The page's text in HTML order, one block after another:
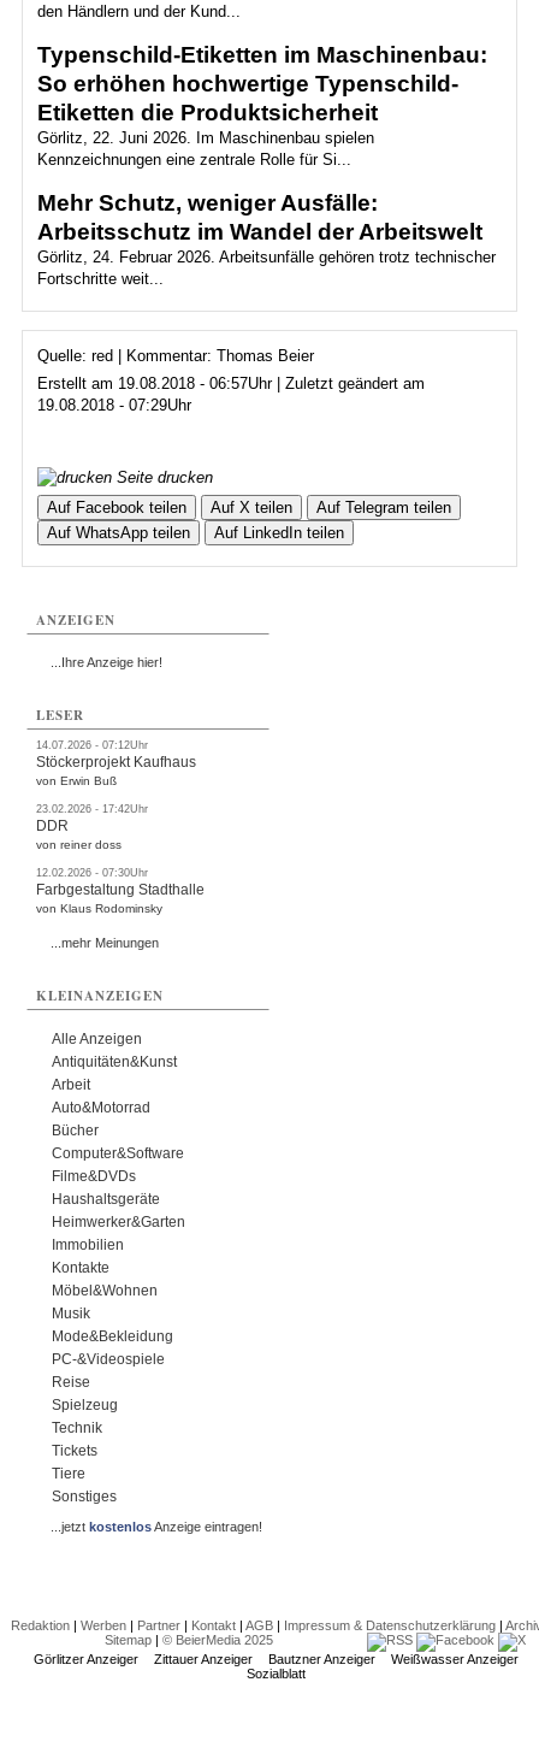
den Händlern und der Kund...
Typenschild-Etiketten im Maschinenbau:
So erhöhen hochwertige Typenschild-
Etiketten die Produktsicherheit
Görlitz, 22. Juni 2026. Im Maschinenbau spielen
Kennzeichnungen eine zentrale Rolle für Si...
Mehr Schutz, weniger Ausfälle:
Arbeitsschutz im Wandel der Arbeitswelt
Görlitz, 24. Februar 2026. Arbeitsunfälle gehören trotz technischer
Fortschritte weit...
Quelle: red | Kommentar: Thomas Beier
Erstellt am 19.08.2018 - 06:57Uhr | Zuletzt geändert am
19.08.2018 - 07:29Uhr
Seite drucken
Auf Facebook teilen
Auf X teilen
Auf Telegram teilen
Auf WhatsApp teilen
Auf LinkedIn teilen
ANZEIGEN
...Ihre Anzeige hier!
LESER
14.07.2026 - 07:12Uhr
Stöckerprojekt Kaufhaus
von Erwin Buß
23.02.2026 - 17:42Uhr
DDR
von reiner doss
12.02.2026 - 07:30Uhr
Farbgestaltung Stadthalle
von Klaus Rodominsky
...mehr Meinungen
KLEINANZEIGEN
Alle Anzeigen
Antiquitäten&Kunst
Arbeit
Auto&Motorrad
Bücher
Computer&Software
Filme&DVDs
Haushaltsgeräte
Heimwerker&Garten
Immobilien
Kontakte
Möbel&Wohnen
Musik
Mode&Bekleidung
PC-&Videospiele
Reise
Spielzeug
Technik
Tickets
Tiere
Sonstiges
...jetztkostenlosAnzeige eintragen!
Redaktion| Werben| Partner| Kontakt| AGB| Impressum & Datenschutzerklärung|
Sitemap| © BeierMedia 2025
Görlitzer Anzeiger
Zittauer Anzeiger Bautzner Anzeiger
Weißwasser Anzeiger
Sozialblatt